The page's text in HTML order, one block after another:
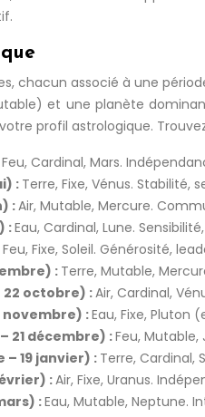
chacun associé à une
et une planète
profil astrologique.
Feu, Cardinal, Mars.
: Terre, Fixe, Vénus. Stabilité,
:Air, Mutable, Mercure.
:Eau, Cardinal, Lune.
Feu, Fixe, Soleil. Générosité,
: Terre, Mutable,
octobre) :Air, Cardinal,
novembre) :Eau, Fixe, Pluton
21 décembre) :Feu,
19 janvier) : Terre, Cardinal,
:Air, Fixe, Uranus.
:Eau, Mutable, Neptune.